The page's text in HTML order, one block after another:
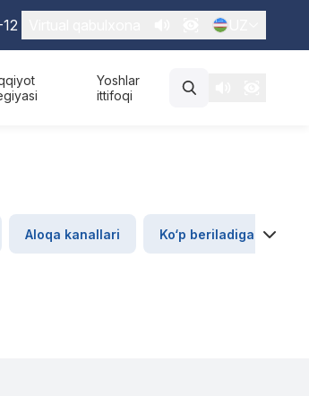
Yoshlar
ittifoqi
Aloqa kanallari Ko‘p beriladigan